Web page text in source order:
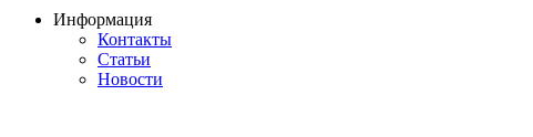
Информация
Контакты
Статьи
Новости